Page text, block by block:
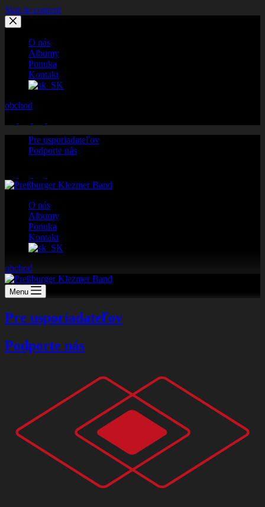
Skip to content
O nás
Albumy
Ponuka
Kontakt
obchod
Pre usporiadateľov
Podporte nás
O nás
Albumy
Ponuka
Kontakt
obchod
Menu
Pre usporiadateľov
Podporte nás